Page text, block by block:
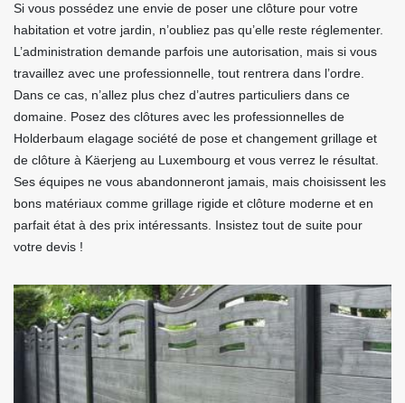
Si vous possédez une envie de poser une clôture pour votre
habitation et votre jardin, n’oubliez pas qu’elle reste réglementer.
L’administration demande parfois une autorisation, mais si vous
travaillez avec une professionnelle, tout rentrera dans l’ordre.
Dans ce cas, n’allez plus chez d’autres particuliers dans ce
domaine. Posez des clôtures avec les professionnelles de
Holderbaum elagage société de pose et changement grillage et
de clôture à Käerjeng au Luxembourg et vous verrez le résultat.
Ses équipes ne vous abandonneront jamais, mais choisissent les
bons matériaux comme grillage rigide et clôture moderne et en
parfait état à des prix intéressants. Insistez tout de suite pour
votre devis !